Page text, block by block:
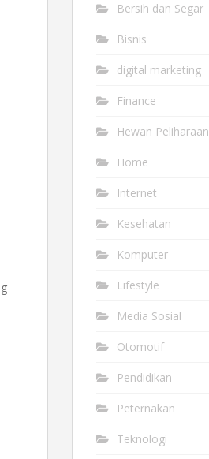
Bersih dan Segar
Bisnis
digital marketing
Finance
Hewan Peliharaan
Home
Internet
Kesehatan
Komputer
Lifestyle
Media Sosial
Otomotif
Pendidikan
Peternakan
Teknologi